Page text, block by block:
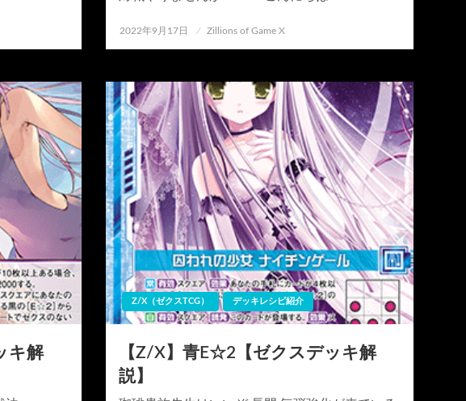
投
日:
2022年9月17日 Zillions of Game X
キ解
Z/X（ゼクスTCG） デッキレシピ紹介
【Z/X】青E☆2【ゼクスデッキ解
説】